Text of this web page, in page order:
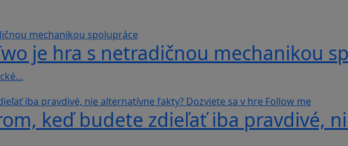
je hra s netradičnou mechanikou
keď budete zdieľať iba pravdivé,